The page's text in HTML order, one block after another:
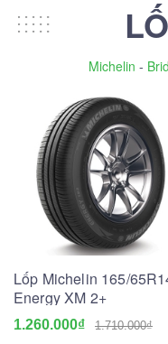
Michelin -
Lốp Michelin 165/
Energy XM 2+
1.260.000₫ 1.710.000₫